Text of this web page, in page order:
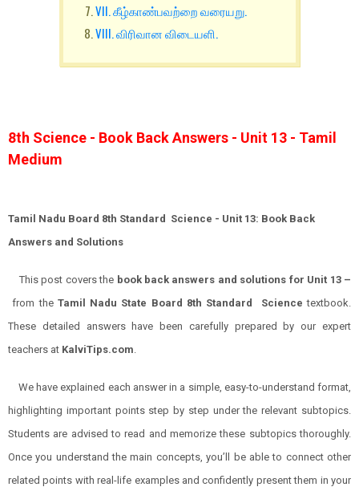
VII. கீழ்காண்பவற்றை வரையறு.
VIII. விரிவான விடையளி.
8th Science - Book Back Answers - Unit 13 - Tamil
Medium
Tamil Nadu Board 8th Standard Science - Unit 13: Book Back
Answers and Solutions
This post covers the book back answers and solutions for Unit 13 –
from the Tamil Nadu State Board 8th Standard Science textbook.
These detailed answers have been carefully prepared by our expert
teachers at KalviTips.com.
We have explained each answer in a simple, easy-to-understand format,
highlighting important points step by step under the relevant subtopics.
Students are advised to read and memorize these subtopics thoroughly.
Once you understand the main concepts, you’ll be able to connect other
related points with real-life examples and confidently present them in your